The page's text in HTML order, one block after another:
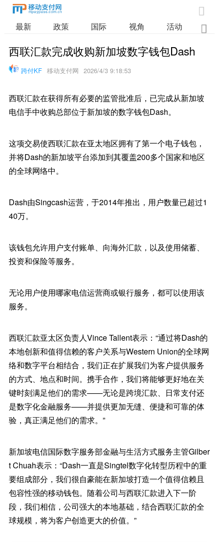

最新 政策 国际 视角 活动 业

西联汇款完成收购新加坡数字钱包Dash
跨付KF 移动支付网 2026/4/3 9:18:53
西联汇款在获得所有必要的监管批准后，已完成从新加坡
电信手中收购总部位于新加坡的数字钱包Dash。
这项交易使西联汇款在亚太地区拥有了第一个电子钱包，
并将Dash的新加坡平台添加到其覆盖200多个国家和地区
的全球网络中。
Dash由Singcash运营，于2014年推出，用户数量已超过1
40万。
该钱包允许用户支付账单、向海外汇款，以及使用储蓄、
投资和保险等服务。
无论用户使用哪家电信运营商或银行服务，都可以使用该
服务。
西联汇款亚太区负责人Vince Tallent表示：“通过将Dash的
本地创新和值得信赖的客户关系与Western Union的全球网
络和数字平台相结合，我们正在扩展我们为客户提供服务
的方式、地点和时间。携手合作，我们将能够更好地在关
键时刻满足他们的需求——无论是跨境汇款、日常支付还
是数字化金融服务——并提供更加无缝、便捷和可靠的体
验，真正满足他们的需求。”
新加坡电信国际数字服务部金融与生活方式服务主管Gilber
t Chuah表示：“Dash一直是Singtel数字化转型历程中的重
要组成部分，我们很自豪能在新加坡打造一个值得信赖且
包容性强的移动钱包。随着公司与西联汇款进入下一阶
段，我们相信，公司强大的本地基础，结合西联汇款的全
球规模，将为客户创造更大的价值。”